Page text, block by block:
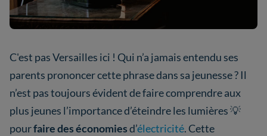
C'est pas Versailles ici ! Qui n’a jamais entendu ses
parents prononcer cette phrase dans sa jeunesse ? Il
n’est pas toujours évident de faire comprendre aux
plus jeunes l’importance d’éteindre les lumières 💡
pourfaire des économiesd’électricité. Cette